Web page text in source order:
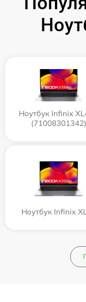
Ноутбук Infinix
(71008301342)
Ноутбук Infinix